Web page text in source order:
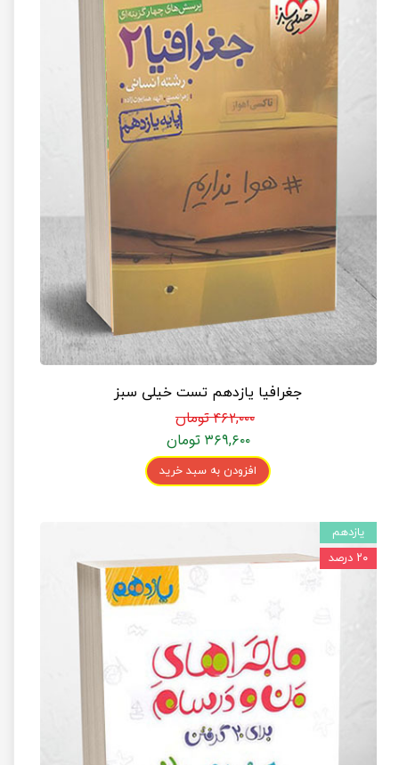
جغرافیا یازدهم تست خیلی سبز
۴۶۲,۰۰۰ تومان
۳۶۹,۶۰۰ تومان
افزودن به سبد خرید
یازدهم
۲۰ درصد